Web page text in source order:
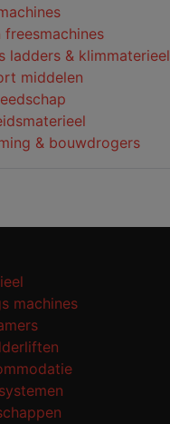
freesmachines
ladders & klimmaterieel
middelen
& bouwdrogers
machines